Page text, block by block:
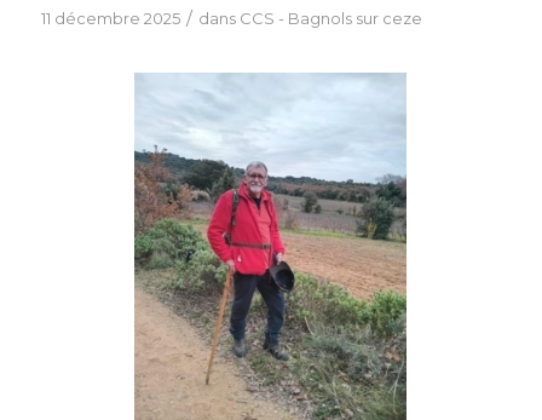
11 décembre 2025 / dans CCS - Bagnols sur ceze